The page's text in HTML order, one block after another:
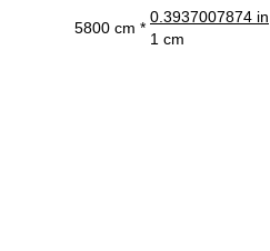
5800 cm *
0.3937007874 in
1 cm